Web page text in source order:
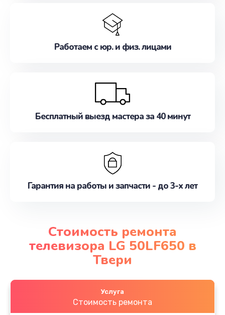
Работаем с юр. и физ. лицами
Бесплатный выезд мастера за 40 минут
Гарантия на работы и запчасти - до 3-х лет
Стоимость ремонта
телевизора LG 50LF650 в
Твери
Услуга
Стоимость ремонта